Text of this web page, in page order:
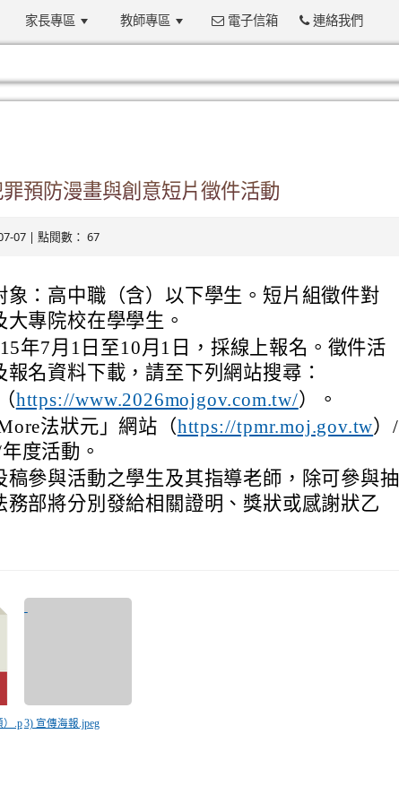
家長專區 教師專區 電子信箱 連絡我們
預防漫畫與創意短片徵件活動
07 | 點閱數： 67
象：高中職（含）以下學生。短片組徵件對
大專院校在學學生。
年7月1日至10月1日，採線上報名。徵件活
報名資料下載，請至下列網站搜尋：
https://www.2026mojgov.com.tw/）。
法狀元」網站（https://tpmr.moj.gov.tw）/
度活動。
稿參與活動之學生及其指導老師，除可參與抽
務部將分別發給相關證明、獎狀或感謝狀乙
）.p3) 宣傳海報.jpeg